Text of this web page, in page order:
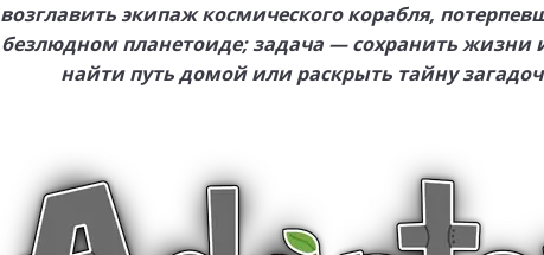
возглавить экипаж космического корабля,
безлюдном планетоиде; задача — сохранить жизни
найти путь домой или раскрыть тайну